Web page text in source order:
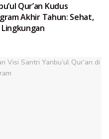
Qur’an Kudus
Akhir Tahun: Sehat,
Lingkungan